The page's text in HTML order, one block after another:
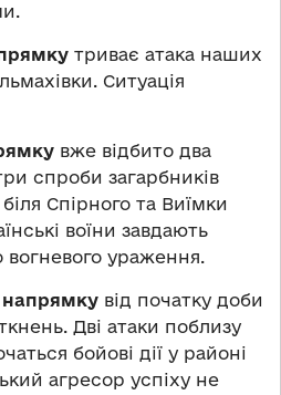
триває атака наших
Ситуація
вже відбито два
спроби загарбників
Спірного та Виїмки
воїни завдають
вогневого ураження.
від початку доби
Дві атаки поблизу
бойові дії у районі
агресор успіху не